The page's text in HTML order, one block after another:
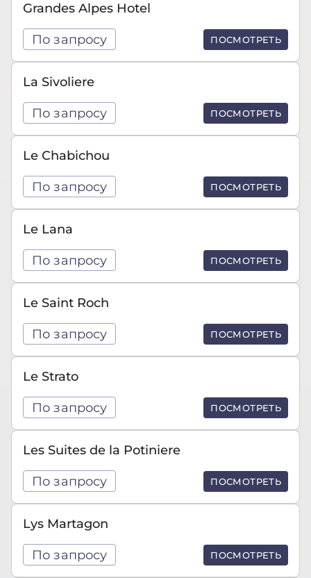
Grandes Alpes Hotel
По запросу ПОСМОТРЕТЬ
La Sivoliere
По запросу ПОСМОТРЕТЬ
Le Chabichou
По запросу ПОСМОТРЕТЬ
Le Lana
По запросу ПОСМОТРЕТЬ
Le Saint Roch
По запросу ПОСМОТРЕТЬ
Le Strato
По запросу ПОСМОТРЕТЬ
Les Suites de la Potiniere
По запросу ПОСМОТРЕТЬ
Lys Martagon
По запросу ПОСМОТРЕТЬ